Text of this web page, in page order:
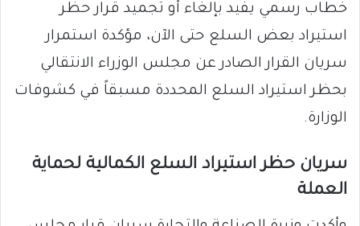
خطاب رسمي يفيد بإلغاء أو تجميد قرار حظر
استيراد بعض السلع حتى الآن، مؤكدة استمرار
سريان القرار الصادر عن مجلس الوزراء الانتقالي
بحظر استيراد السلع المحددة مسبقاً في كشوفات
الوزارة.
​سريان حظر استيراد السلع الكمالية لحماية
العملة